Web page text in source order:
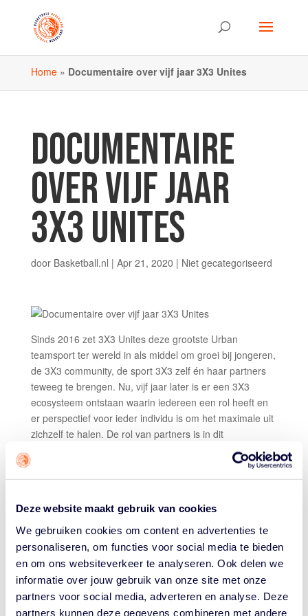
Deze website maakt gebruik van cookies
We gebruiken cookies om content en advertenties te
personaliseren, om functies voor social media te bieden
en om ons websiteverkeer te analyseren. Ook delen we
informatie over jouw gebruik van onze site met onze
partners voor social media, adverteren en analyse. Deze
partners kunnen deze gegevens combineren met andere
Home» Documentaire over vijf jaar 3X3 Unites
DOCUMENTAIRE
OVER VIJF JAAR
3X3 UNITES
door Basketball.nl | Apr 21, 2020 | Niet gecategoriseerd
Sinds 2016 zet 3X3 Unites deze grootste Urban
teamsport ter wereld in als middel om groei bij jongeren,
de 3X3 community, de sport 3X3 zelf én haar partners
teweeg te brengen. Nu, vijf jaar later is er een 3X3
ecosysteem ontstaan waarin iedereen een rol heeft en
er perspectief voor ieder individu is om het maximale uit
zichzelf te halen. De rol van partners is in dit
ecosysteem ook erg belangrijk. De partners van 3X3
Unites bieden middelen, ervaringen en dus kansen waar
jongeren in de 3X3 community van kunnen profiteren.
Om nu, na vijf jaar nog meer een beeld van deze impact
docu gemaakt. Van 6 jongeren delen we een portret,
allemaal met hun authentieke verhaal, ondersteund
door een bevlogen team. We blikken terug op enkele
ontwikkelingen die 3X3 Unites heeft gemaakt en kijken
met gepaste trots vooruit naar een kansrijke toekomst